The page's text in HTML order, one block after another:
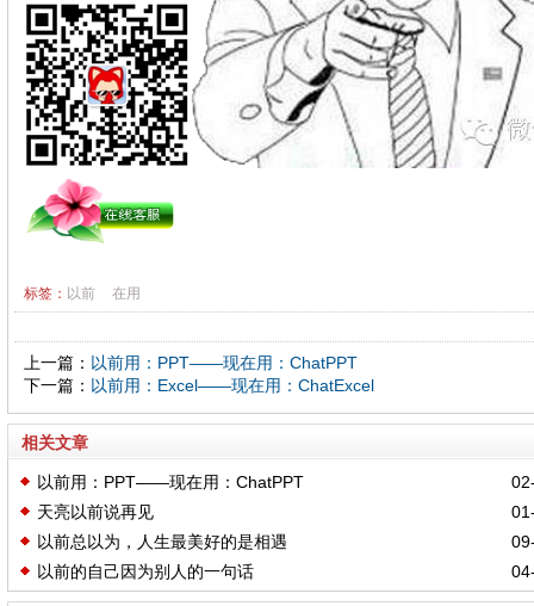
标签： 以前 在用
上一篇： 以前用：PPT——现在用：ChatPPT
下一篇： 以前用：Excel——现在用：ChatExcel
相关文章
以前用：PPT——现在用：ChatPPT
天亮以前说再见
以前总以为，人生最美好的是相遇
以前的自己因为别人的一句话